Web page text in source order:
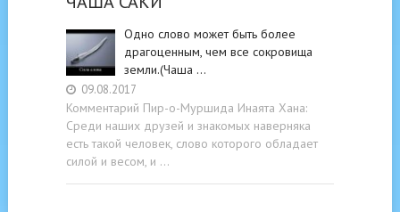
Одно слово может быть более
драгоценным, чем все сокровища
земли.(Чаша …
09.08.2017
Комментарий Пир-о-Муршида Инаята Хана:
Среди наших друзей и знакомых наверняка
есть такой человек, слово которого обладает
силой и весом, и …